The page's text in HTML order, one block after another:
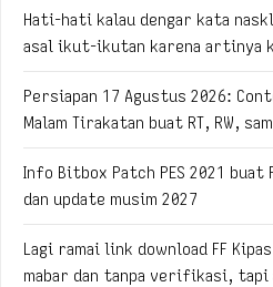
Hati-hati kalau dengar kata
asal ikut-ikutan karena artinya
Persiapan 17 Agustus 2026:
Malam Tirakatan buat RT, RW,
Info Bitbox Patch PES 2021 buat
dan update musim 2027
Lagi ramai link download FF
mabar dan tanpa verifikasi, tapi